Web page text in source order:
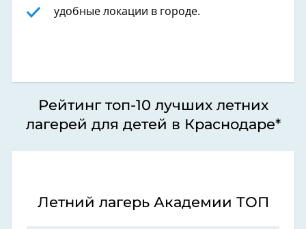
удобные локации в городе.
Рейтинг топ-10 лучших летних
лагерей для детей в Краснодаре*
Летний лагерь Академии ТОП